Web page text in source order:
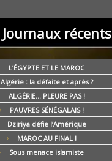
Journaux récents
L’ÉGYPTE ET LE MAROC
Algérie : la défaite et après ?
ALGÉRIE… PLEURE PAS !
PAUVRES SÉNÉGALAIS !
Dziriya défie l’Amérique
MAROC AU FINAL !
Sous menace islamiste